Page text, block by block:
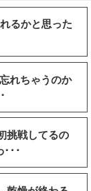
るかと思った
れちゃうのか
挑戦してるの
･･･